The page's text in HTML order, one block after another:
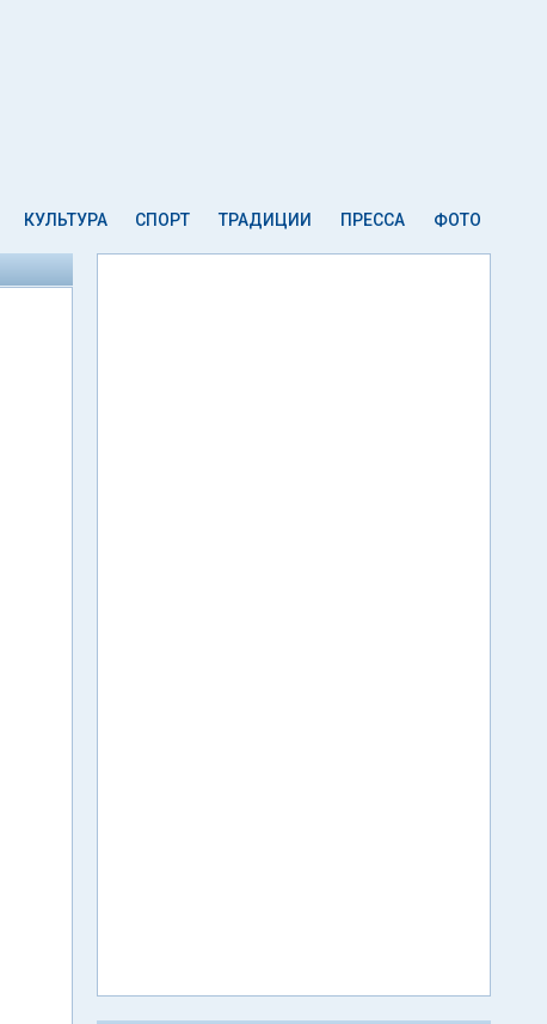
КУЛЬТУРА СПОРТ ТРАДИЦИИ ПРЕССА ФОТО